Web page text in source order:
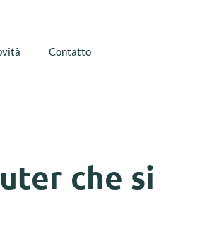
Contatto
che si